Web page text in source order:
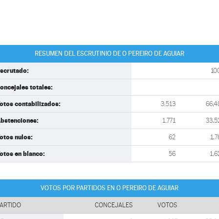
RESUMEN DEL ESCRUTINIO DE O PEREIRO DE AGUIAR
totales:
contabilizados: 3.513
1.771
nulos: 62
en blanco: 56
VOTOS POR PARTIDOS EN O PEREIRO DE AGUIAR
CONCEJALES VOTOS